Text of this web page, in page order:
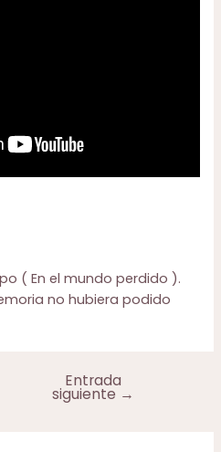
(En el mundo perdido ).
no hubiera podido
Entrada
siguiente →